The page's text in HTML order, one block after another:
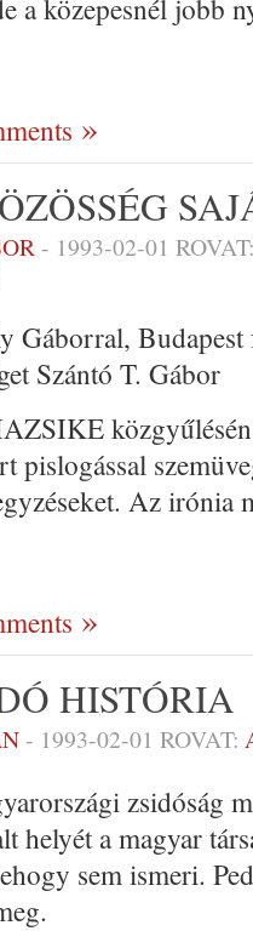
a közepesnél jobb
- 1993-02-01
Gáborral,
Szántó T. Gábor
pislogással
Az irónia
HISTÓRIA
- 1993-02-01 ROVAT:
zsidóság
helyét a magyar
sem ismeri.